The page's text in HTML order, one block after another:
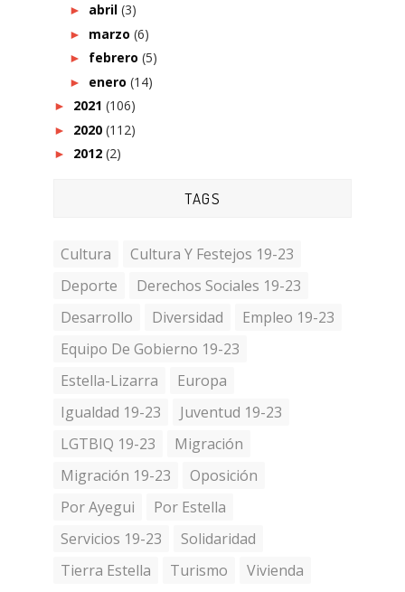
► abril (3)
► marzo (6)
► febrero (5)
► enero (14)
► 2021 (106)
► 2020 (112)
► 2012 (2)
TAGS
Cultura
Cultura Y Festejos 19-23
Deporte
Derechos Sociales 19-23
Desarrollo
Diversidad
Empleo 19-23
Equipo De Gobierno 19-23
Estella-Lizarra
Europa
Igualdad 19-23
Juventud 19-23
LGTBIQ 19-23
Migración
Migración 19-23
Oposición
Por Ayegui
Por Estella
Servicios 19-23
Solidaridad
Tierra Estella
Turismo Vivienda